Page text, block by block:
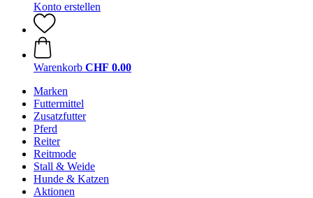
Konto erstellen
Warenkorb CHF 0.00
Marken
Futtermittel
Zusatzfutter
Pferd
Reiter
Reitmode
Stall & Weide
Hunde & Katzen
Aktionen